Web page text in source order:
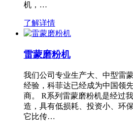
机，…
了解详情
雷蒙磨粉机
我们公司专业生产大、中型雷
经验，科菲达已经成为中国领
商。 R系列雷蒙磨粉机是经过
造，具有低损耗、投资小、环
它比传…